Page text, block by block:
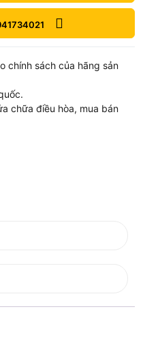
chính sách của hãng sản
chữa điều hòa, mua bán